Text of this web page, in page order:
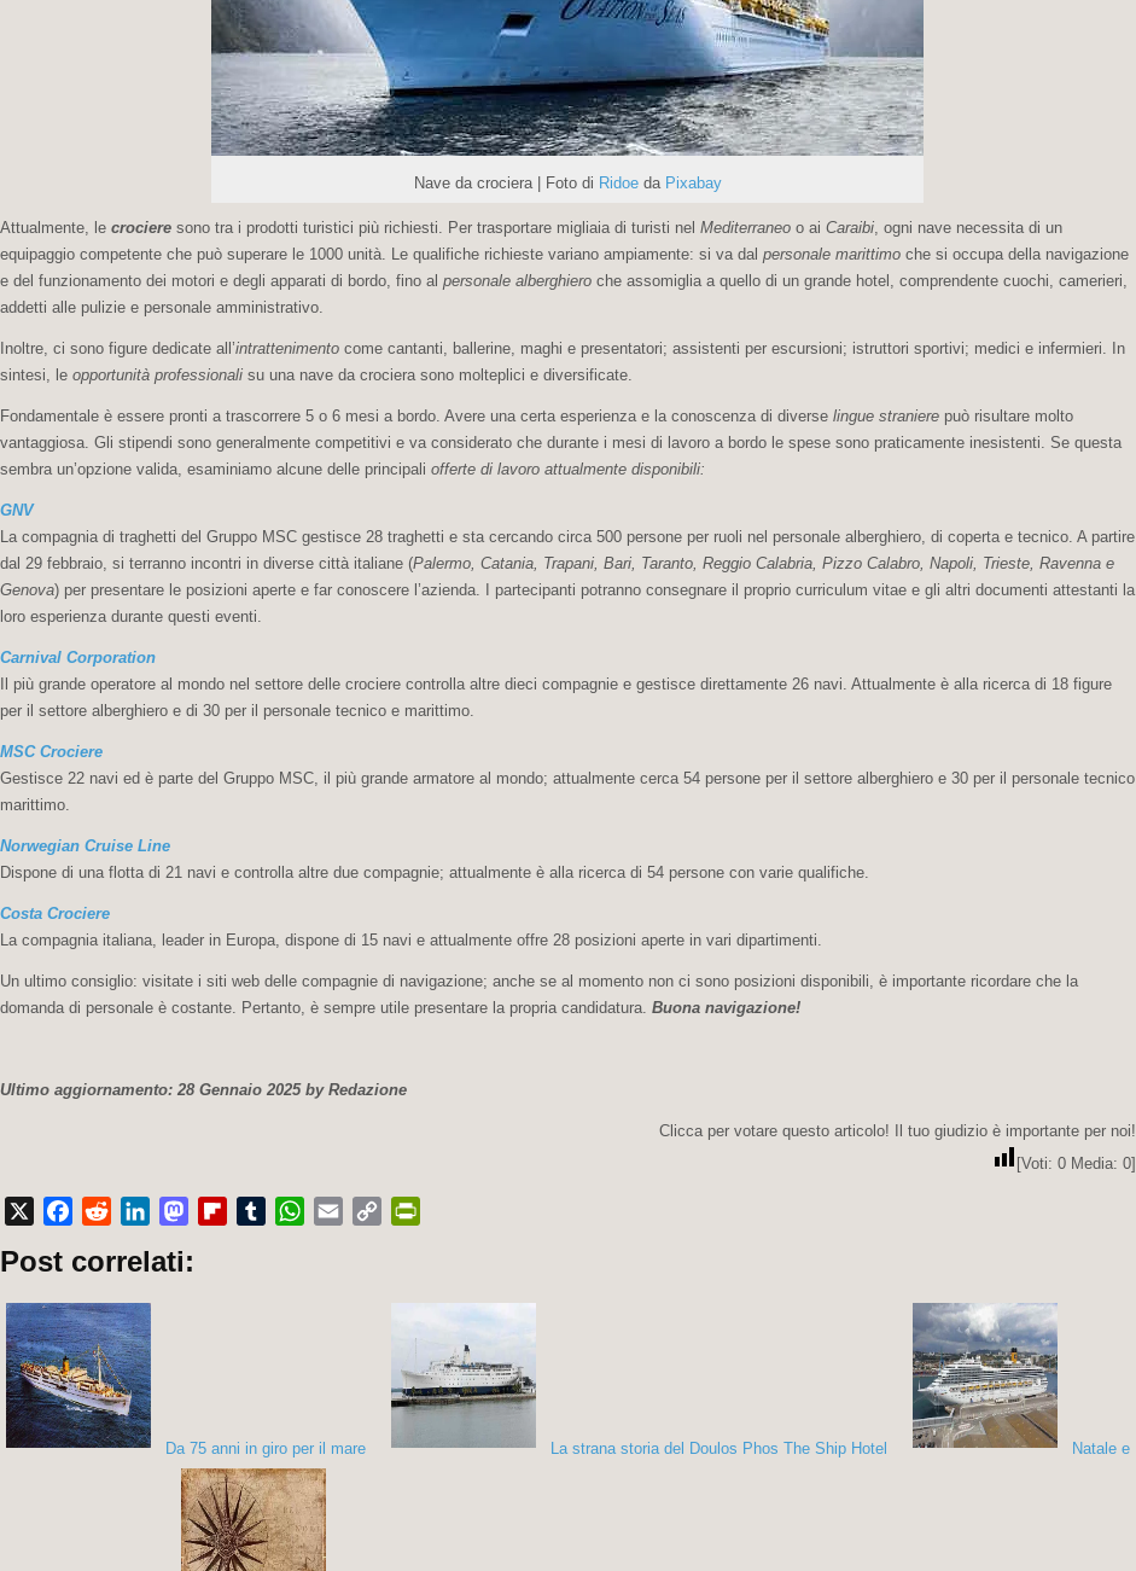
Nave da crociera | Foto di Ridoeda Pixabay
Attualmente, le crociere sono tra i prodotti turistici più richiesti. Per trasportare migliaia di turisti nel Mediterraneo o ai Caraibi , ogni nave necessita di un
equipaggio competente che può superare le 1000 unità. Le qualifiche richieste variano ampiamente: si va dal personale marittimo che si occupa della navigazione
e del funzionamento dei motori e degli apparati di bordo, fino al personale alberghiero che assomiglia a quello di un grande hotel, comprendente cuochi, camerieri,
addetti alle pulizie e personale amministrativo.
Inoltre, ci sono figure dedicate all’intrattenimento come cantanti, ballerine, maghi e presentatori; assistenti per escursioni; istruttori sportivi; medici e infermieri. In
sintesi, le opportunità professionali su una nave da crociera sono molteplici e diversificate.
Fondamentale è essere pronti a trascorrere 5 o 6 mesi a bordo. Avere una certa esperienza e la conoscenza di diverse lingue straniere può risultare molto
vantaggiosa. Gli stipendi sono generalmente competitivi e va considerato che durante i mesi di lavoro a bordo le spese sono praticamente inesistenti. Se questa
sembra un’opzione valida, esaminiamo alcune delle principali offerte di lavoro attualmente disponibili:
GNV
La compagnia di traghetti del Gruppo MSC gestisce 28 traghetti e sta cercando circa 500 persone per ruoli nel personale alberghiero, di coperta e tecnico. A partire
dal 29 febbraio, si terranno incontri in diverse città italiane (Palermo, Catania, Trapani, Bari, Taranto, Reggio Calabria, Pizzo Calabro, Napoli, Trieste, Ravenna e
Genova) per presentare le posizioni aperte e far conoscere l’azienda. I partecipanti potranno consegnare il proprio curriculum vitae e gli altri documenti attestanti la
loro esperienza durante questi eventi.
Carnival Corporation
Il più grande operatore al mondo nel settore delle crociere controlla altre dieci compagnie e gestisce direttamente 26 navi. Attualmente è alla ricerca di 18 figure
per il settore alberghiero e di 30 per il personale tecnico e marittimo.
MSC Crociere
Gestisce 22 navi ed è parte del Gruppo MSC, il più grande armatore al mondo; attualmente cerca 54 persone per il settore alberghiero e 30 per il personale tecnico
marittimo.
Norwegian Cruise Line
Dispone di una flotta di 21 navi e controlla altre due compagnie; attualmente è alla ricerca di 54 persone con varie qualifiche.
Costa Crociere
La compagnia italiana, leader in Europa, dispone di 15 navi e attualmente offre 28 posizioni aperte in vari dipartimenti.
Un ultimo consiglio: visitate i siti web delle compagnie di navigazione; anche se al momento non ci sono posizioni disponibili, è importante ricordare che la
domanda di personale è costante. Pertanto, è sempre utile presentare la propria candidatura. Buona navigazione!
Ultimo aggiornamento: 28 Gennaio 2025 by Redazione
Clicca per votare questo articolo! Il tuo giudizio è importante per noi!
[Voti: 0Media: 0]
Post correlati:
Da 75 anni in giro per il mare La strana storia del Doulos Phos The Ship Hotel Natale e